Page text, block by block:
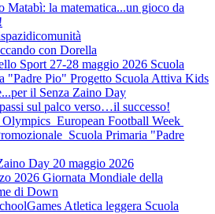
Matabì: la matematica...un gioco da
con Dorella
Sport 27-28 maggio 2026 Scuola
"Padre Pio" Progetto Scuola Attiva Kids
il Senza Zaino Day
sul palco verso…il successo!
Olympics European Football Week
Scuola Primaria "Padre
Day 20 maggio 2026
2026 Giornata Mondiale della
di Down
Atletica leggera Scuola